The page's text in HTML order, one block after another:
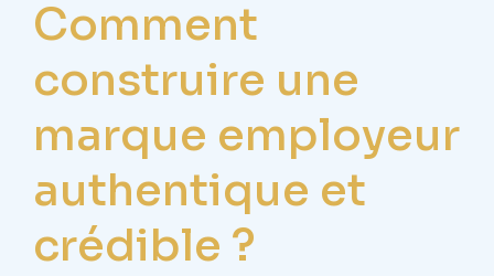
Comment
construire une
marque employeur
authentique et
crédible ?